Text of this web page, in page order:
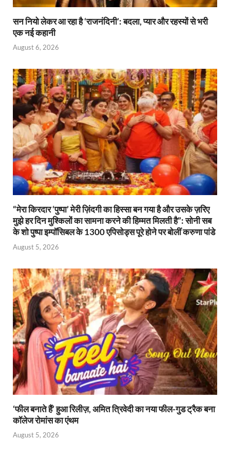
सन नियो लेकर आ रहा है ‘राजनंदिनी’: बदला, प्यार और रहस्यों से भरी
एक नई कहानी
August 6, 2026
“मेरा किरदार ‘पुष्पा’ मेरी ज़िंदगी का हिस्सा बन गया है और उसके ज़रिए
मुझे हर दिन मुश्किलों का सामना करने की हिम्मत मिलती है”: सोनी सब
के शो पुष्पा इम्पॉसिबल के 1300 एपिसोड्स पूरे होने पर बोलीं करुणा पांडे
August 5, 2026
‘फील बनाते हैं’ हुआ रिलीज़, अमित त्रिवेदी का नया फील-गुड ट्रैक बना
कॉलेज रोमांस का एंथम
August 5, 2026